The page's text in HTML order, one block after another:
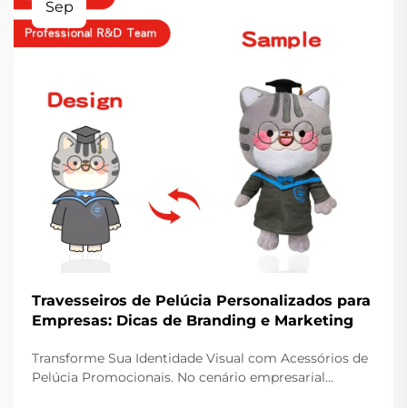
Sep
Travesseiros de Pelúcia Personalizados para
Empresas: Dicas de Branding e Marketing
Transforme Sua Identidade Visual com Acessórios de
Pelúcia Promocionais. No cenário empresarial